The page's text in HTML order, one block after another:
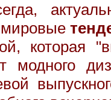
мировые
модного